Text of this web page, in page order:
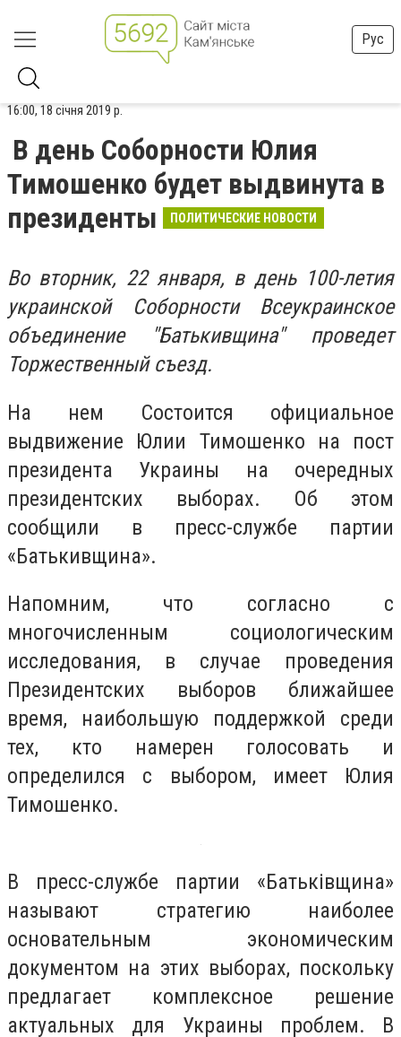
Рус
16:00, 18 січня 2019 р.
В день Соборности Юлия
Тимошенко будет выдвинута в
президенты
ПОЛИТИЧЕСКИЕ НОВОСТИ
Во вторник, 22 января, в день 100-летия
украинской Соборности Всеукраинское
объединение "Батькивщина" проведет
Торжественный съезд.
На нем Состоится официальное
выдвижение Юлии Тимошенко на пост
президента Украины на очередных
президентских выборах. Об этом
сообщили в пресс-службе партии
«Батькивщина».
Напомним, что согласно с
многочисленным социологическим
исследования, в случае проведения
Президентских выборов ближайшее
время, наибольшую поддержкой среди
тех, кто намерен голосовать и
определился с выбором, имеет Юлия
Тимошенко.
В пресс-службе партии «Батьківщина»
называют стратегию наиболее
основательным экономическим
документом на этих выборах, поскольку
предлагает комплексное решение
актуальных для Украины проблем. В